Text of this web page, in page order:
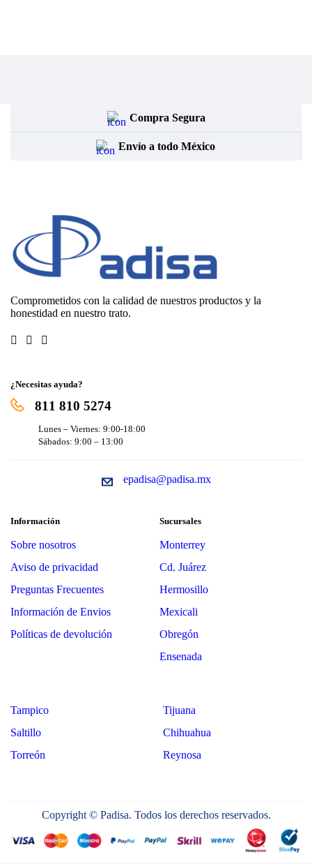
Compra Segura
Envío a todo México
Comprometidos con la calidad de nuestros productos y la
honestidad en nuestro trato.
¿Necesitas ayuda?
811 810 5274
Lunes – Viernes: 9:00-18:00
Sábados: 9:00 – 13:00
epadisa@padisa.mx
Información
Sobre nosotros
Aviso de privacidad
Preguntas Frecuentes
Información de Envios
Políticas de devolución
Sucursales
Monterrey
Cd. Juárez
Hermosillo
Mexicali
Obregón
Ensenada
Tampico
Tijuana
Saltillo
Chihuahua
Torreón
Reynosa
Copyright © Padisa. Todos los derechos reservados.